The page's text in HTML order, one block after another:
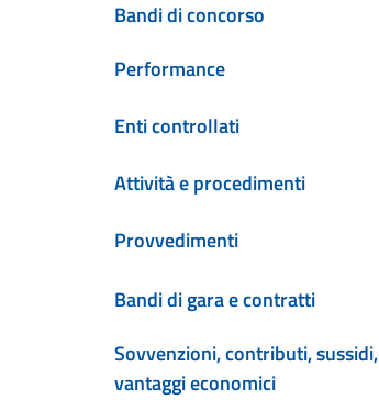
Bandi di concorso
Performance
Enti controllati
Attività e procedimenti
Provvedimenti
Bandi di gara e contratti
Sovvenzioni, contributi, sussidi,
vantaggi economici